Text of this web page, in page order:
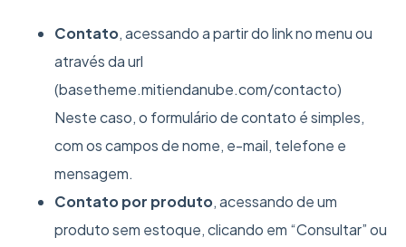
Contato, acessando a partir do link no menu ou
através da url
(basetheme.mitiendanube.com/contacto)
Neste caso, o formulário de contato é simples,
com os campos de nome, e-mail, telefone e
mensagem.
Contato por produto, acessando de um
produto sem estoque, clicando em “Consultar” ou